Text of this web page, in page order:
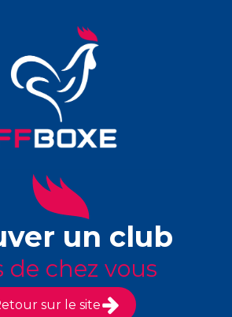
un club
de chez vous
sur le site